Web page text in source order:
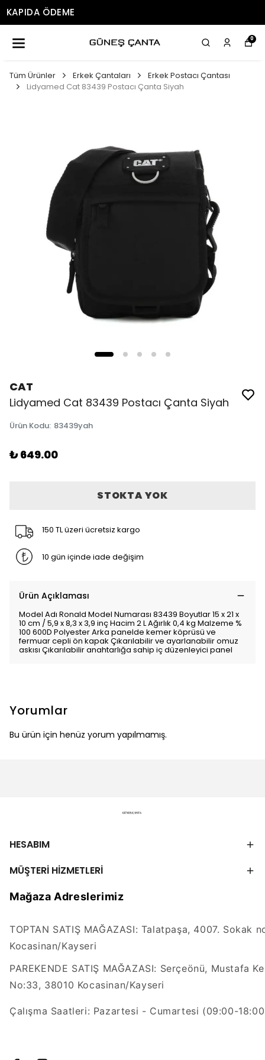
0
Tüm Ürünler Erkek Çantaları
Erkek Postacı Çantası
Lidyamed Cat 83439 Postacı Çanta Siyah
CAT
Lidyamed Cat 83439 Postacı Çanta Siyah
Ürün Kodu: 83439yah
₺ 649.00
STOKTA YOK
150 TL üzeri ücretsiz kargo
10 gün içinde iade değişim
Ürün Açıklaması
Model Adı Ronald Model Numarası 83439 Boyutlar 15 x 21 x
10 cm / 5,9 x 8,3 x 3,9 inç Hacim 2 L Ağırlık 0,4 kg Malzeme %
100 600D Polyester Arka panelde kemer köprüsü ve
fermuar cepli ön kapak Çıkarılabilir ve ayarlanabilir omuz
askısı Çıkarılabilir anahtarlığa sahip iç düzenleyici panel
Yorumlar
Bu ürün için henüz yorum yapılmamış.
HESABIM
MÜŞTERİ HİZMETLERİ
Mağaza Adreslerimiz
TOPTAN SATIŞ MAĞAZASI: Talatpaşa, 4007. Sokak
Kocasinan/Kayseri
PAREKENDE SATIŞ MAĞAZASI: Serçeönü, Mustafa
No:33, 38010 Kocasinan/Kayseri
Çalışma Saatleri: Pazartesi - Cumartesi (09:00-